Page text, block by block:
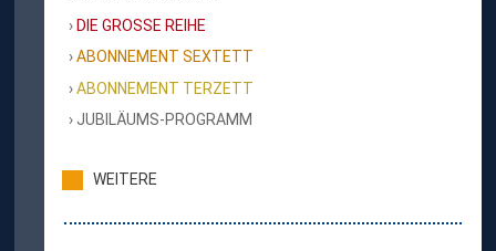
DIE GROSSE REIHE
ABONNEMENT SEXTETT
ABONNEMENT TERZETT
JUBILÄUMS-PROGRAMM
WEITERE